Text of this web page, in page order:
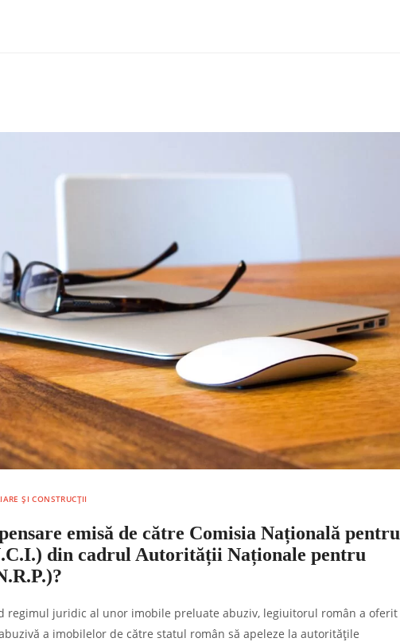
ȘI CONSTRUCȚII
emisă de către Comisia Națională pentru
din cadrul Autorității Naționale pentru
regimul juridic al unor imobile preluate abuziv, legiuitorul român a oferit
a imobilelor de către statul român să apeleze la autoritățile